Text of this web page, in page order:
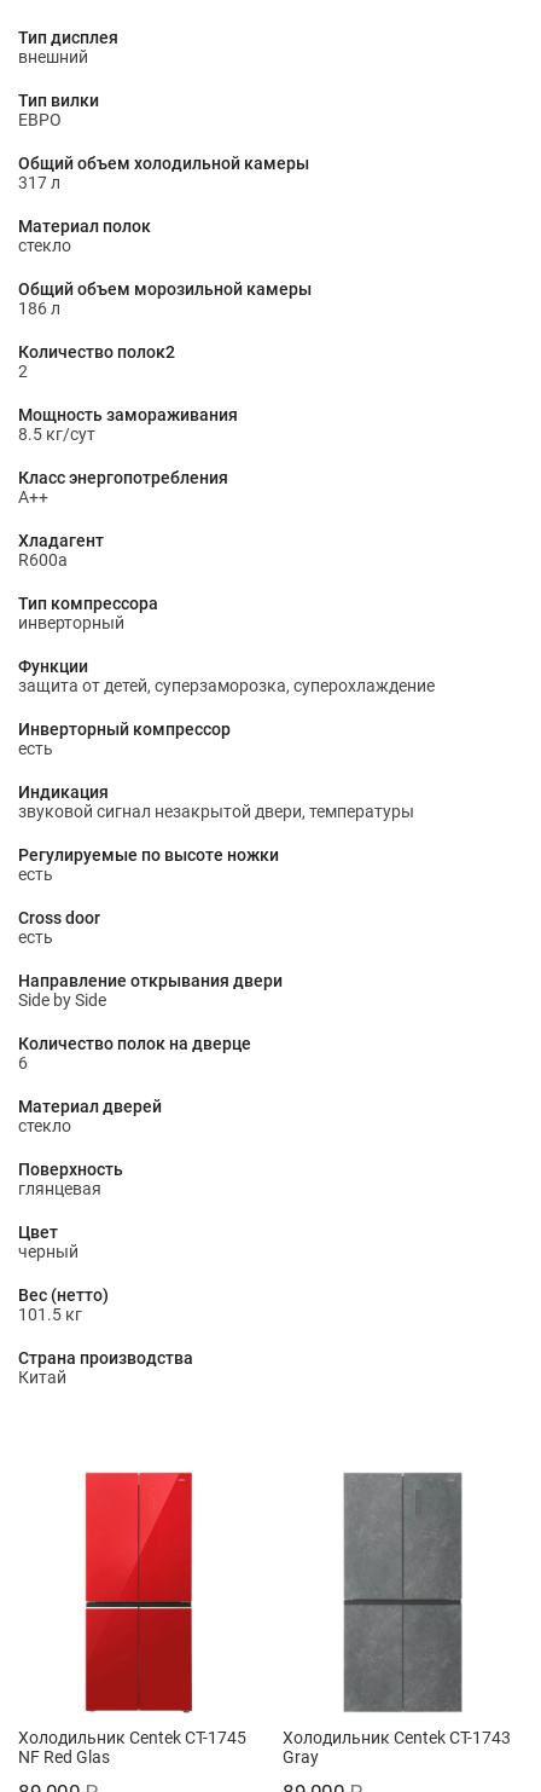
Тип дисплея
внешний
Тип вилки
ЕВРО
Общий объем холодильной камеры
317 л
Материал полок
стекло
Общий объем морозильной камеры
186 л
Количество полок2
2
Мощность замораживания
8.5 кг/сут
Класс энергопотребления
A++
Хладагент
R600a
Тип компрессора
инверторный
Функции
защита от детей, суперзаморозка, суперохлаждение
Инверторный компрессор
есть
Индикация
звуковой сигнал незакрытой двери, температуры
Регулируемые по высоте ножки
есть
Cross door
есть
Направление открывания двери
Side by Side
Количество полок на дверце
6
Материал дверей
стекло
Поверхность
глянцевая
Цвет
черный
Вес (нетто)
101.5 кг
Страна производства
Китай
Холодильник Centek CT-1745
NF Red Glas
Холодильник Centek CT-1743
Gray